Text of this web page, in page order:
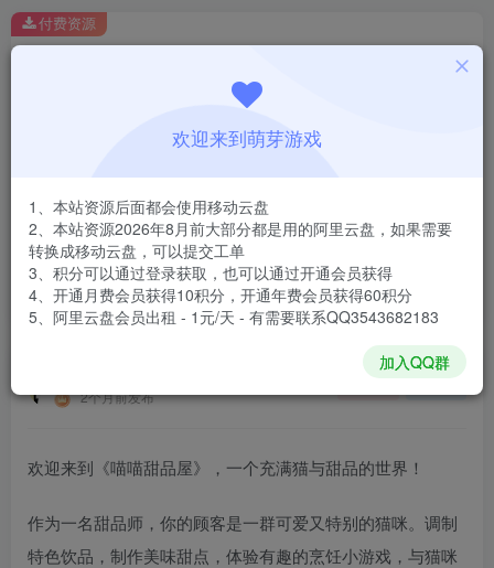
此内容为付费资源，请付费后查看
￥1
免费
登录购买
安装包大小
游戏本体大小
1.81 GB
付费资源
2个月前发布
欢迎来到《喵喵甜品屋》，一个充满猫与甜品的世界！
作为一名甜品师，你的顾客是一群可爱又特别的猫咪。调制
特色饮品，制作美味甜点，体验有趣的烹饪小游戏，与猫咪
欢迎来到萌芽游戏
1、本站资源后面都会使用移动云盘
2、本站资源2026年8月前大部分都是用的阿里云盘，如果需要
转换成移动云盘，可以提交工单
3、积分可以通过登录获取，也可以通过开通会员获得
4、开通月费会员获得10积分，开通年费会员获得60积分
5、阿里云盘会员出租 - 1元/天 - 有需要联系QQ3543682183
加入QQ群